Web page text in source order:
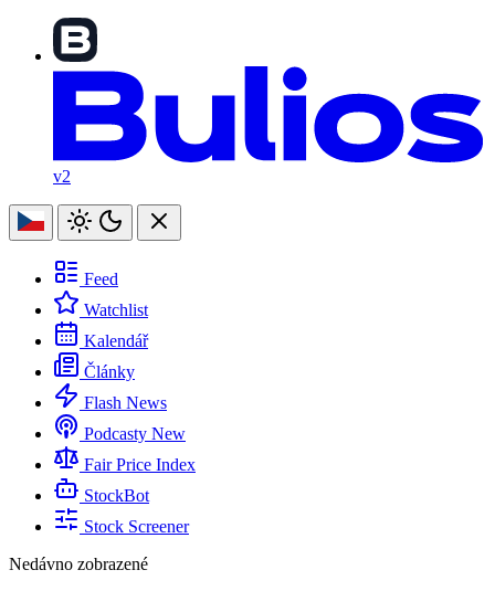
v2
Feed
Watchlist
Kalendář
Články
Flash News
Podcasty New
Fair Price Index
StockBot
Stock Screener
Nedávno zobrazené